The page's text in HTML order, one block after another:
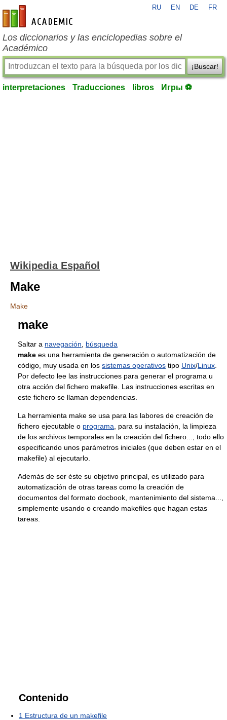
es-academic.com
RU EN DE FR
Los diccionarios y las enciclopedias sobre el
Académico
¡Buscar!
interpretaciones Traducciones libros Игры ⚽
Wikipedia Español
Make
Make
make
Saltar a navegación
búsqueda
make es una herramienta de generación o automatización de
código, muy usada en los sistemas operativos tipo Unix/Linux
Por defecto lee las instrucciones para generar el programa u
otra acción del fichero makefile. Las instrucciones escritas en
este fichero se llaman dependencias.
La herramienta make se usa para las labores de creación de
fichero ejecutable o programa , para su instalación, la limpieza
de los archivos temporales en la creación del fichero..., todo ello
especificando unos parámetros iniciales (que deben estar en el
makefile) al ejecutarlo.
Además de ser éste su objetivo principal, es utilizado para
automatización de otras tareas como la creación de
documentos del formato docbook, mantenimiento del sistema...,
simplemente usando o creando makefiles que hagan estas
tareas.
Contenido
1 Estructura de un makefile